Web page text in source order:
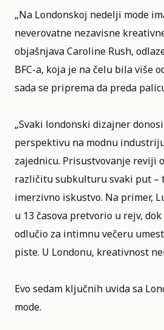
„Na Londonskoj nedelji mode
neverovatne nezavisne
objašnjava Caroline Rush,
BFC-a, koja je na čelu bila više
sada se priprema da preda
„Svaki londonski dizajner
perspektivu na modnu
zajednicu. Prisustvovanje reviji
različitu subkulturu svaki put –
imerzivno iskustvo. Na primer,
u 13 časova pretvorio u rejv,
odlučio za intimnu večeru
piste. U Londonu, kreativnost
Evo sedam ključnih uvida sa
mode.